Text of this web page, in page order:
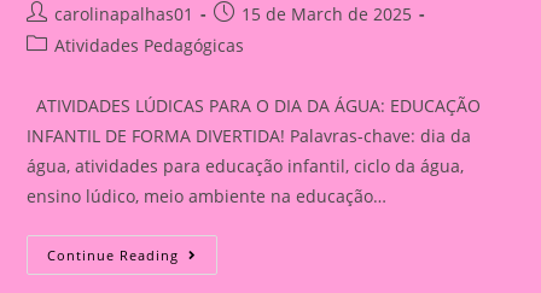
Post
author:
carolinapalhas01
Post
published:
15 de March de 2025
PostAtividades Pedagógicas
ATIVIDADES LÚDICAS PARA O DIA DA ÁGUA: EDUCAÇÃO
INFANTIL DE FORMA DIVERTIDA! Palavras-chave: dia da
água, atividades para educação infantil, ciclo da água,
ensino lúdico, meio ambiente na educação…
Continue Reading ATIVIDADES
LÚDICAS